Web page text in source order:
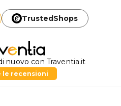
TrustedShops
nuovo con Traventia.it
le recensioni